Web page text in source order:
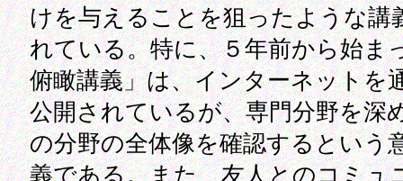
けを与えることを狙ったような講
れている。特に、５年前から始ま
俯瞰講義」は、インターネットを
公開されているが、専門分野を深
の分野の全体像を確認するという
義である。また、友人とのコミュ